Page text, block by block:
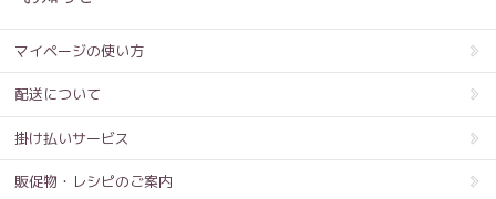
マイページの使い方
配送について
掛け払いサービス
販促物・レシピのご案内